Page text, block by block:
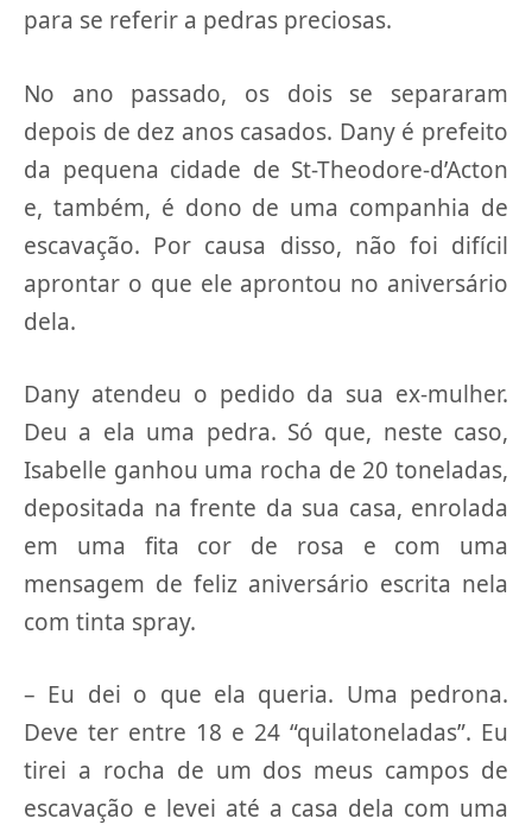
para se referir a pedras preciosas.
No ano passado, os dois se separaram
depois de dez anos casados. Dany é prefeito
da pequena cidade de St-Theodore-d’Acton
e, também, é dono de uma companhia de
escavação. Por causa disso, não foi difícil
aprontar o que ele aprontou no aniversário
dela.
Dany atendeu o pedido da sua ex-mulher.
Deu a ela uma pedra. Só que, neste caso,
Isabelle ganhou uma rocha de 20 toneladas,
depositada na frente da sua casa, enrolada
em uma fita cor de rosa e com uma
mensagem de feliz aniversário escrita nela
com tinta spray.
– Eu dei o que ela queria. Uma pedrona.
Deve ter entre 18 e 24 “quilatoneladas”. Eu
tirei a rocha de um dos meus campos de
escavação e levei até a casa dela com uma